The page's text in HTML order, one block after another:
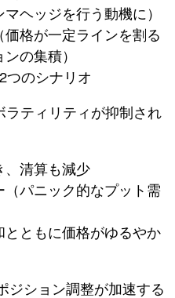
ヘッジを行う動機に）
（価格が一定ラインを割る
の集積）
つのシナリオ
ラティリティが抑制され
、清算も減少
パニック的なプット需
ともに価格がゆるやか
ジション調整が加速する